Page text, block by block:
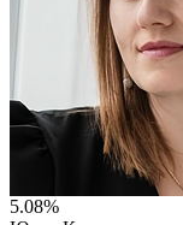
5.08%